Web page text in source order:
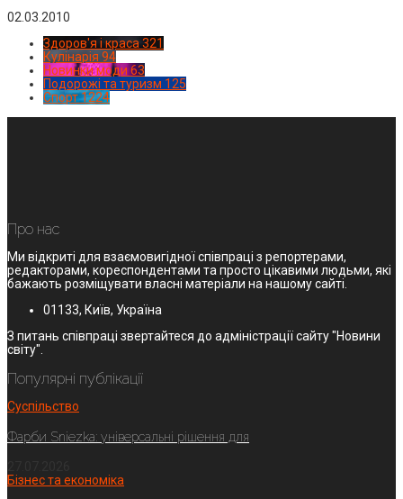
02.03.2010
Здоров'я і краса321
Кулінарія 94
Новинки моди 63
Подорожі та туризм 125
Спорт1224
Про нас
Ми відкриті для взаємовигідної співпраці з репортерами,
редакторами, кореспондентами та просто цікавими людьми, які
бажають розміщувати власні матеріали на нашому сайті.
01133, Київ, Україна
З питань співпраці звертайтеся до адміністрації сайту "Новини
світу".
Популярні публікації
Суспільство
Фарби Sniezka: універсальні рішення для
Бізнес та економіка